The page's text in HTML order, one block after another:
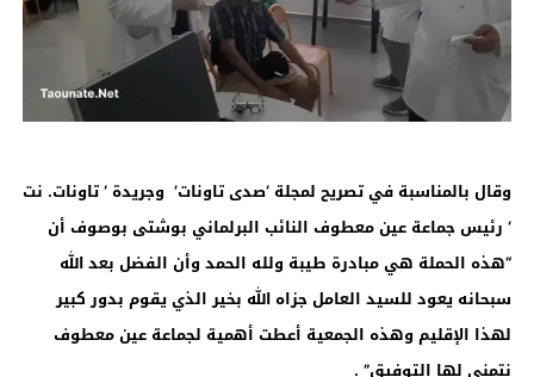
وقال بالمناسبة في تصريح لمجلة ‘صدى تاونات’ وجريدة ‘ تاونات. نت
‘ رئيس جماعة عين معطوف النائب البرلماني بوشتى بوصوف أن
“هذه الحملة هي مبادرة طيبة ولله الحمد وأن الفضل بعد الله
سبحانه يعود للسيد العامل جزاه الله بخير الذي يقوم بدور كبير
لهذا الإقليم وهذه الجمعية أعطت أهمية لجماعة عين معطوف
نتمنى لها التوفيق” .